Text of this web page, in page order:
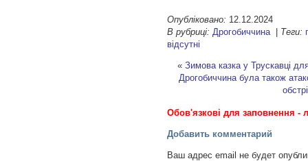
Опубліковано: 12.12.2024
В рубриці: Дрогобиччина| Теги:
відсутні
«Зимова казка у Трускавці
Дрогобиччина була також
Обов'язкові для заповнення -
Добавить комментарий
Ваш адрес email не будет